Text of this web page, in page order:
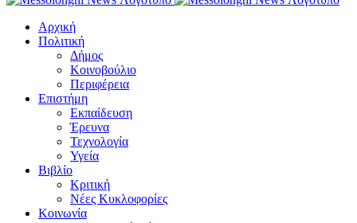
Αρχική
Πολιτική
Δήμος
Κοινοβούλιο
Περιφέρεια
Επιστήμη
Εκπαίδευση
Έρευνα
Τεχνολογία
Υγεία
Βιβλίο
Κριτική
Νέες Κυκλοφορίες
Κοινωνία